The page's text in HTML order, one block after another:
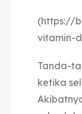
(https://
vitamin-
Tanda-
ketika